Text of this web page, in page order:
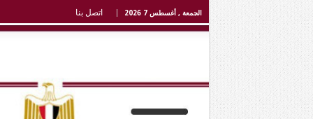
الجمعة , أغسطس 7 2026 اتصل بنا